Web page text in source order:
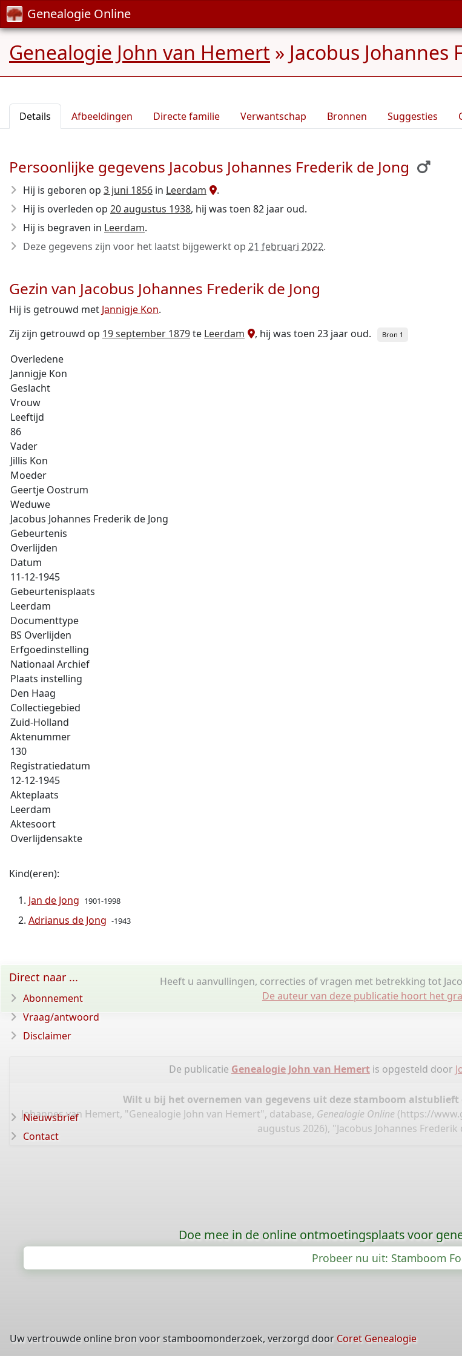
Genealogie Online
Genealogie John van Hemert » Jacobus Johannes
Details Afbeeldingen Directe familie Verwantschap Bronnen Suggesties
Persoonlijke gegevens Jacobus Johannes Frederik de Jong
Hij is geboren op 3 juni 1856 in Leerdam
.
Hij is overleden op 20 augustus 1938, hij was toen 82 jaar oud.
Hij is begraven in Leerdam.
Deze gegevens zijn voor het laatst bijgewerkt op 21 februari 2022.
Gezin van Jacobus Johannes Frederik de Jong
Hij is getrouwd met Jannigje Kon.
Zij zijn getrouwd op 19 september 1879te Leerdam , hij was toen 23 jaar oud. Bron 1
Overledene
Jannigje Kon
Geslacht
Vrouw
Leeftijd
86
Vader
Jillis Kon
Moeder
Geertje Oostrum
Weduwe
Jacobus Johannes Frederik de Jong
Gebeurtenis
Overlijden
Datum
11-12-1945
Gebeurtenisplaats
Leerdam
Documenttype
BS Overlijden
Erfgoedinstelling
Nationaal Archief
Plaats instelling
Den Haag
Collectiegebied
Zuid-Holland
Aktenummer
130
Registratiedatum
12-12-1945
Akteplaats
Leerdam
Aktesoort
Overlijdensakte
Kind(eren):
Jan de Jong 1901-1998
Adrianus de Jong -1943
Heeft u aanvullingen, correcties of vragen met betrekking tot
De auteur van deze publicatie hoort het
De publicatie Genealogie John van Hemertis opgesteld door
Wilt u bij het overnemen van gegevens uit deze stamboom
Johannes van Hemert, "Genealogie John van Hemert", database, Genealogie Online (https://
augustus 2026), "Jacobus Johannes Frederik
Direct naar ...
Abonnement
Vraag/antwoord
Disclaimer
Nieuwsbrief
Contact
Doe mee in de online ontmoetingsplaats voor
Probeer nu uit: Stamboom
Uw vertrouwde online bron voor stamboomonderzoek, verzorgd door Coret Genealogie